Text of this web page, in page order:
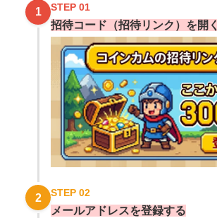
1 STEP 01
招待コード（招待リンク）を開く
2 STEP 02
メールアドレスを登録する